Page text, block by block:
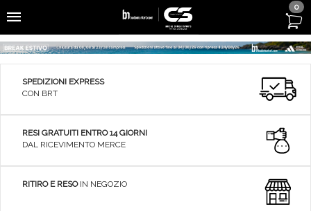
0
SPEDIZIONI EXPRESS
CON BRT
RESI GRATUITI ENTRO 14 GIORNI
DAL RICEVIMENTO MERCE
RITIRO E RESOIN NEGOZIO